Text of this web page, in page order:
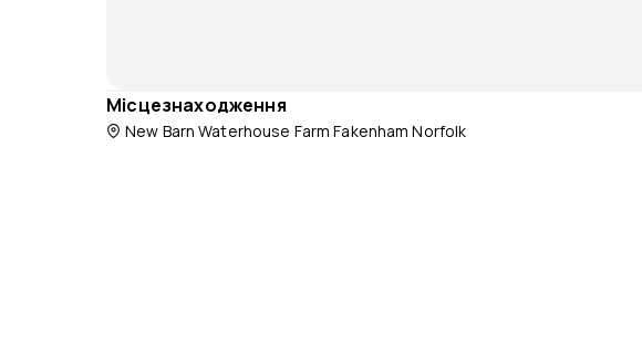
Місцезнаходження
New Barn Waterhouse Farm Fakenham Norfolk